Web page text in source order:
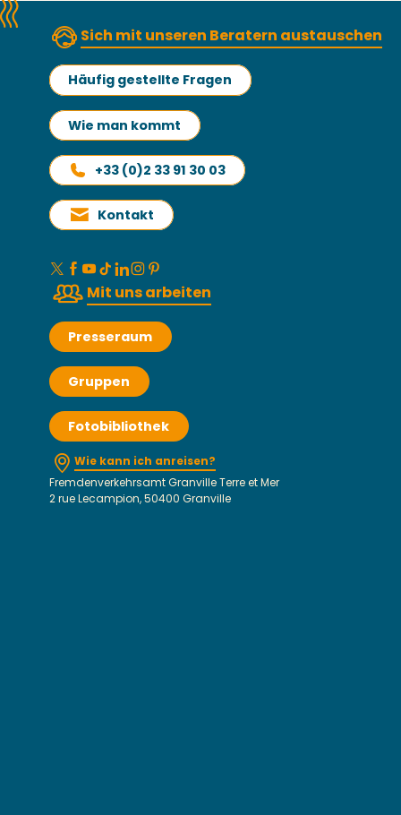
Sich mit unseren Beratern austauschen
Häufig gestellte Fragen
Wie man kommt
+33 (0)2 33 91 30 03
Kontakt
Mit uns arbeiten
Presseraum
Gruppen
Fotobibliothek
Wie kann ich anreisen?
Fremdenverkehrsamt Granville Terre et Mer
2 rue Lecampion, 50400 Granville